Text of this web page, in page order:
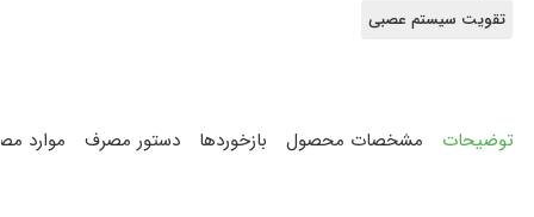
تقویت سیستم عصبی
توضیحات مشخصات محصول بازخوردها دستور مصرف موارد